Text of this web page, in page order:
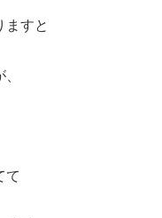
ますと
て